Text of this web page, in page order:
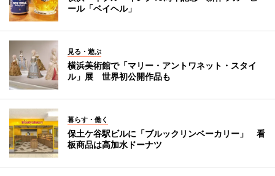
ール「ベイヘル」
見る・遊ぶ
横浜美術館で「マリー・アントワネット・スタイ
ル」展 世界初公開作品も
暮らす・働く
保土ケ谷駅ビルに「ブルックリンベーカリー」 看
板商品は高加水ドーナツ